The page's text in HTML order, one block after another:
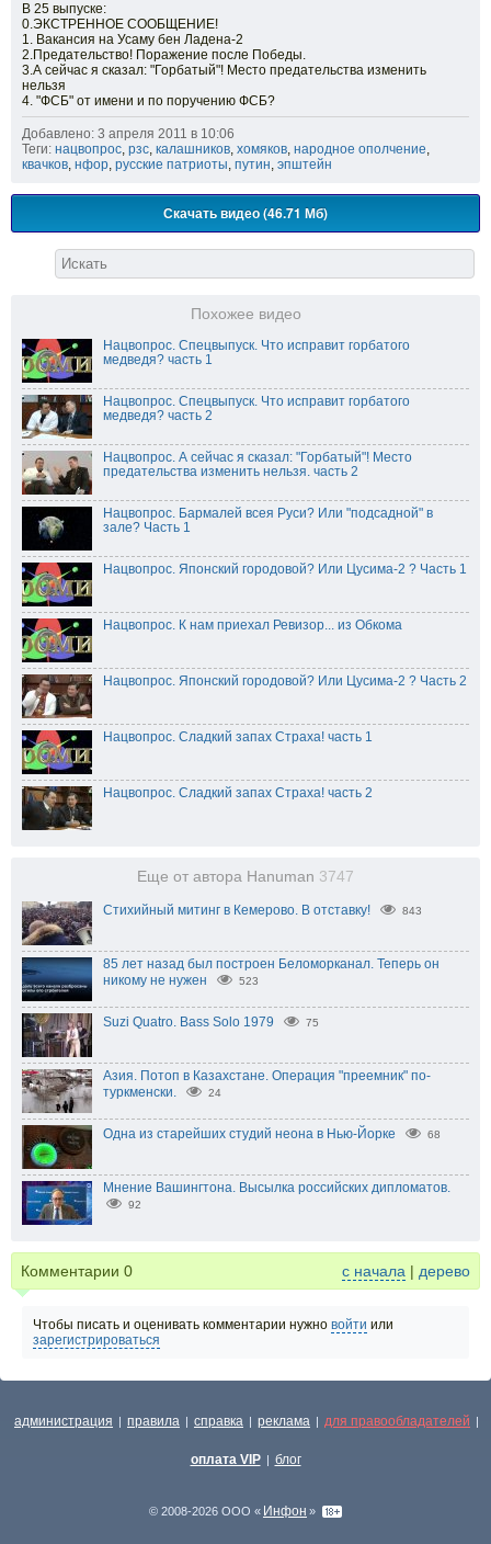
В 25 выпуске:
0.ЭКСТРЕННОЕ СООБЩЕНИЕ!
1. Вакансия на Усаму бен Ладена-2
2.Предательство! Поражение после Победы.
3.А сейчас я сказал: "Горбатый"! Место предательства изменить
нельзя
4. "ФСБ" от имени и по поручению ФСБ?
Добавлено: 3 апреля 2011 в 10:06
Теги: нацвопрос, рзс, калашников, хомяков, народное ополчение,
квачков, нфор, русские патриоты, путин, эпштейн
Скачать видео (46.71 Мб)
Похожее видео
Нацвопрос. Спецвыпуск. Что исправит горбатого
медведя? часть 1
Нацвопрос. Спецвыпуск. Что исправит горбатого
медведя? часть 2
Нацвопрос. А сейчас я сказал: "Горбатый"! Место
предательства изменить нельзя. часть 2
Нацвопрос. Бармалей всея Руси? Или "подсадной" в
зале? Часть 1
Нацвопрос. Японский городовой? Или Цусима-2 ? Часть 1
Нацвопрос. К нам приехал Ревизор... из Обкома
Нацвопрос. Японский городовой? Или Цусима-2 ? Часть 2
Нацвопрос. Сладкий запах Страха! часть 1
Нацвопрос. Сладкий запах Страха! часть 2
Еще от автора Hanuman 3747
Стихийный митинг в Кемерово. В отставку! 843
85 лет назад был построен Беломорканал. Теперь он
никому не нужен
523
Suzi Quatro. Bass Solo 1979 75
Азия. Потоп в Казахстане. Операция "преемник" по-
туркменски.
24
Одна из старейших студий неона в Нью-Йорке 68
Мнение Вашингтона. Высылка российских дипломатов.
92
Комментарии 0 с начала | дерево
Чтобы писать и оценивать комментарии нужно войти или
зарегистрироваться
администрация | правила | справка | реклама | для правообладателей |
оплата VIP | блог
© 2008-2026 ООО « Инфон »